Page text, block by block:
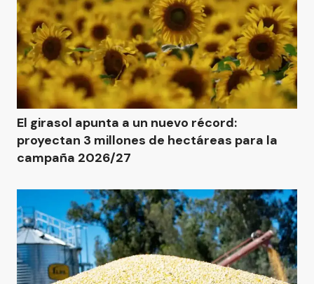
El girasol apunta a un nuevo récord:
proyectan 3 millones de hectáreas para la
campaña 2026/27